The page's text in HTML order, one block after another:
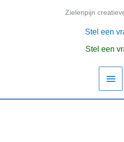
Zielenpijn
Stel een
Stel een